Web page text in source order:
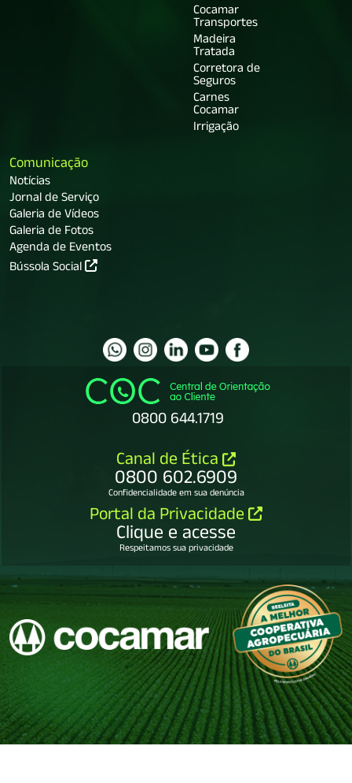
Cocamar
Transportes
Madeira
Tratada
Corretora de
Seguros
Carnes
Cocamar
Irrigação
Comunicação
Notícias
Jornal de Serviço
Galeria de Vídeos
Galeria de Fotos
Agenda de Eventos
Bússola Social
0800 644.1719
Canal de Ética
0800 602.6909
Confidencialidade em sua denúncia
Portal da Privacidade
Clique e acesse
Respeitamos sua privacidade